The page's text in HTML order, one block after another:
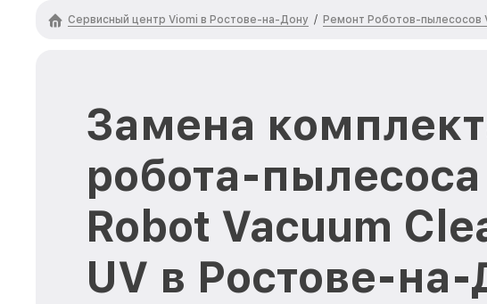
Сервисный центр Viomi в Ростове-на-Дону / Ремонт Роботов-пылесосов
Замена
робота-
Robot Vacuum
UV в Ростове-